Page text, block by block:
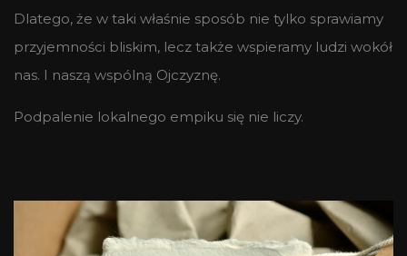
Dlatego, że w taki właśnie sposób nie tylko sprawiamy
przyjemności bliskim, lecz także wspieramy ludzi wokół
nas. I naszą wspólną Ojczyznę.
Podpalenie lokalnego empiku się nie liczy.